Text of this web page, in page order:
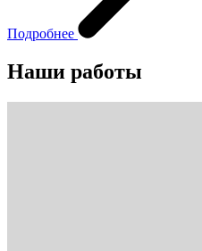
Подробнее
Наши работы